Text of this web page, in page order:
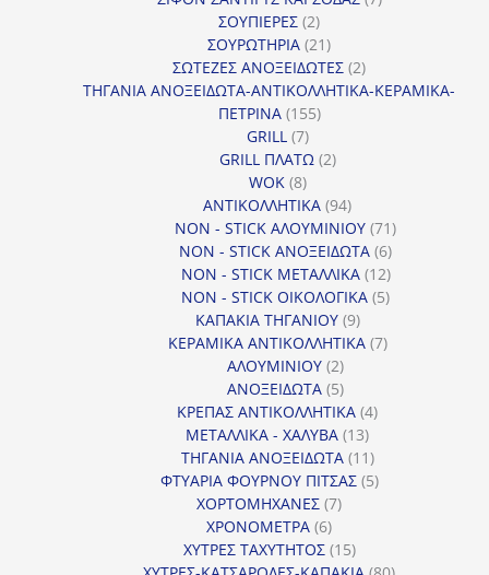
ΣΟΥΠΙΕΡΕΣ 22
προϊόντα
ΣΟΥΡΩΤΗΡΙΑ 2121
προϊόντα
ΣΩΤΕΖΕΣ ΑΝΟΞΕΙΔΩΤΕΣ 22
προϊόντα
ΤΗΓΑΝΙΑ ΑΝΟΞΕΙΔΩΤΑ-ΑΝΤΙΚΟΛΛΗΤΙΚΑ-ΚΕΡΑΜΙΚΑ-
ΠΕΤΡΙΝΑ 155155
GRILL 77
προϊόντα
GRILL ΠΛΑΤΩ 22
WOK 88
προϊόντα
ΑΝΤΙΚΟΛΛΗΤΙΚΑ 9494
προϊόντα
NON - STICK ΑΛΟΥΜΙΝΙΟΥ 7171
προϊόντα
NON - STICK ΑΝΟΞΕΙΔΩΤΑ 66
προϊόντα
NON - STICK ΜΕΤΑΛΛΙΚΑ 1212
προϊόντα
NON - STICK ΟΙΚΟΛΟΓΙΚΑ 55
ΚΑΠΑΚΙΑ ΤΗΓΑΝΙΟΥ 99
προϊόντα
ΚΕΡΑΜΙΚΑ ΑΝΤΙΚΟΛΛΗΤΙΚΑ 77
ΑΛΟΥΜΙΝΙΟΥ 22
προϊόντα
ΑΝΟΞΕΙΔΩΤΑ 55
προϊόντα
ΚΡΕΠΑΣ ΑΝΤΙΚΟΛΛΗΤΙΚΑ 44
ΜΕΤΑΛΛΙΚΑ - ΧΑΛΥΒΑ 1313
προϊόντα
ΤΗΓΑΝΙΑ ΑΝΟΞΕΙΔΩΤΑ 1111
προϊόντα
ΦΤΥΑΡΙΑ ΦΟΥΡΝΟΥ ΠΙΤΣΑΣ 55
ΧΟΡΤΟΜΗΧΑΝΕΣ 77
ΧΡΟΝΟΜΕΤΡΑ 66
προϊόντα
ΧΥΤΡΕΣ ΤΑΧΥΤΗΤΟΣ 1515
προϊόντα
80